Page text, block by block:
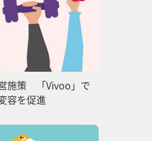
施策 「Vivoo」で
容を促進